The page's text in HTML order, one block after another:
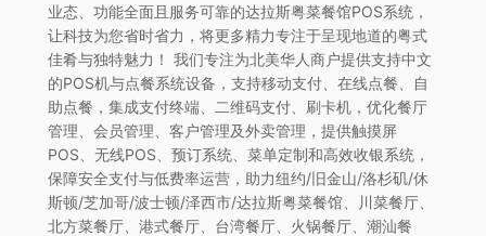
业态、功能全面且服务可靠的达拉斯粤菜餐馆POS系统，
让科技为您省时省力，将更多精力专注于呈现地道的粤式
佳肴与独特魅力！ 我们专注为北美华人商户提供支持中文
的POS机与点餐系统设备，支持移动支付、在线点餐、自
助点餐，集成支付终端、二维码支付、刷卡机，优化餐厅
管理、会员管理、客户管理及外卖管理，提供触摸屏
POS、无线POS、预订系统、菜单定制和高效收银系统，
保障安全支付与低费率运营，助力纽约/旧金山/洛杉矶/休
斯顿/芝加哥/波士顿/泽西市/达拉斯粤菜餐馆、川菜餐厅、
北方菜餐厅、港式餐厅、台湾餐厅、火锅餐厅、潮汕餐